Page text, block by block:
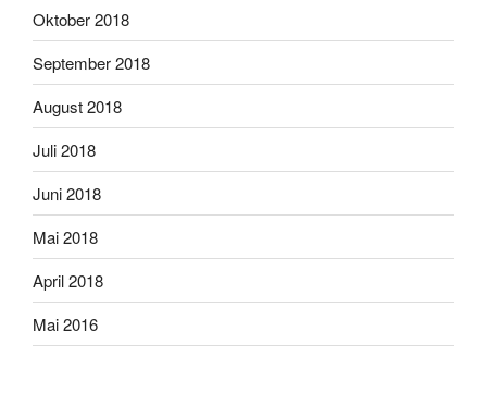
Oktober 2018
September 2018
August 2018
Juli 2018
Juni 2018
Mai 2018
April 2018
Mai 2016